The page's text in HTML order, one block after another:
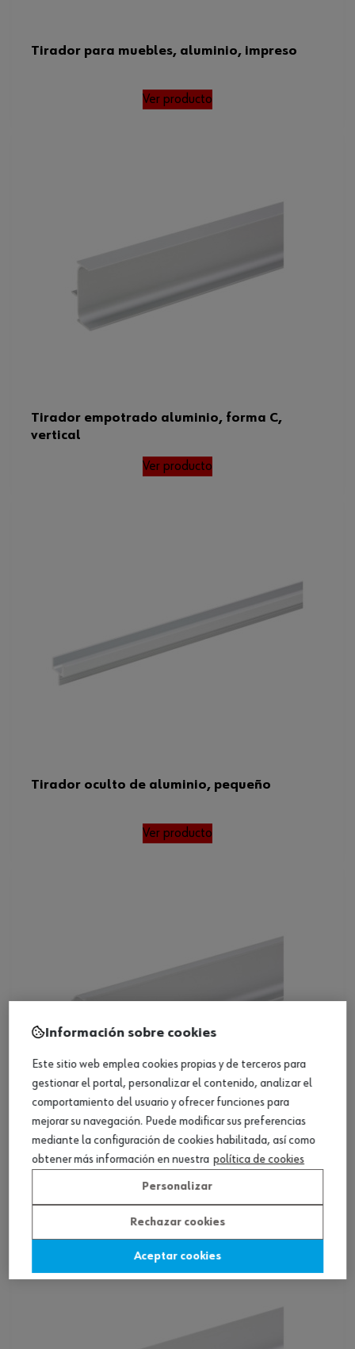
Tirador para muebles, aluminio, impreso
Ver producto
Tirador empotrado aluminio, forma C,
vertical
Ver producto
Tirador oculto de aluminio, pequeño
Ver producto
Manilla incorporada alu., forma C,
horizontal
Información sobre cookies
Este sitio web emplea cookies propias y de terceros para
gestionar el portal, personalizar el contenido, analizar el
comportamiento del usuario y ofrecer funciones para
mejorar su navegación. Puede modificar sus preferencias
mediante la configuración de cookies habilitada, así como
obtener más información en nuestra política de cookies
Personalizar
Rechazar cookies
Aceptar cookies